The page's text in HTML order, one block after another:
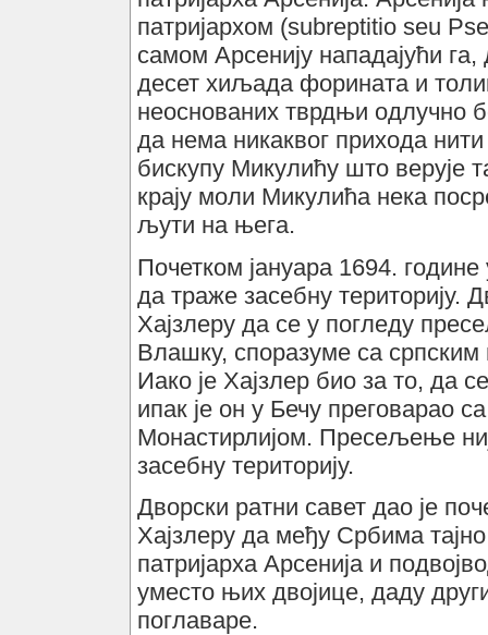
патријархом (subreptitio seu
самом Арсенију нападајући
десет хиљада форината и
неоснованих тврдњи одлучно
да нема никаквог прихода
бискупу Микулићу што верује
крају моли Микулића нека
љути на њега.
Почетком јануара 1694.
да траже засебну територију.
Хајзлеру да се у погледу
Влашку, споразуме са српским
Иако је Хајзлер био за то, да
ипак је он у Бечу преговарао
Монастирлијом. Пресељење
засебну територију.
Дворски ратни савет дао је
Хајзлеру да међу Србима
патријарха Арсенија и
уместо њих двојице, даду
поглаваре.